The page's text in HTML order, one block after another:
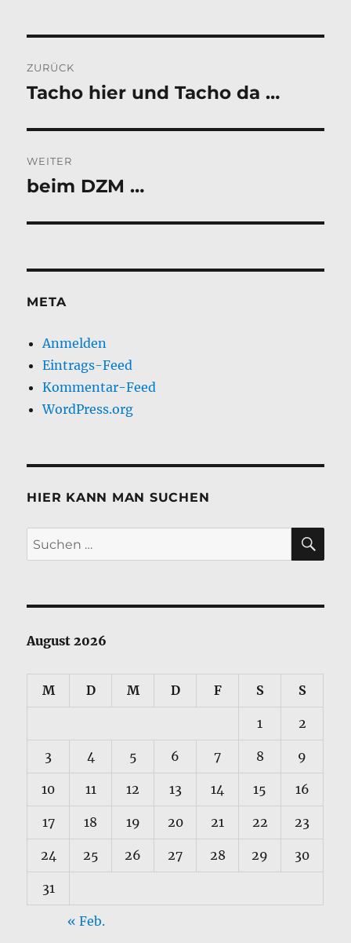
ZURÜCK
Vorheriger
Tacho hier und Tacho da …
WEITER
Nächster
beim DZM …
META
Anmelden
Eintrags-Feed
Kommentar-Feed
WordPress.org
HIER KANN MAN SUCHEN
Suchen
nach:
August 2026
M D M D F S S
1 2
3 4 5 6 7 8 9
10 11 12 13 14 15 16
17 18 19 20 21 22 23
24 25 26 27 28 29 30
31
« Feb.